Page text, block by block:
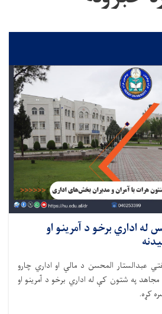
اداري برخو د آمرینو او
عبدالستار المحسن د مالي او اداري چارو
په شتون کې له اداري برخو د آمرینو او
کړه.